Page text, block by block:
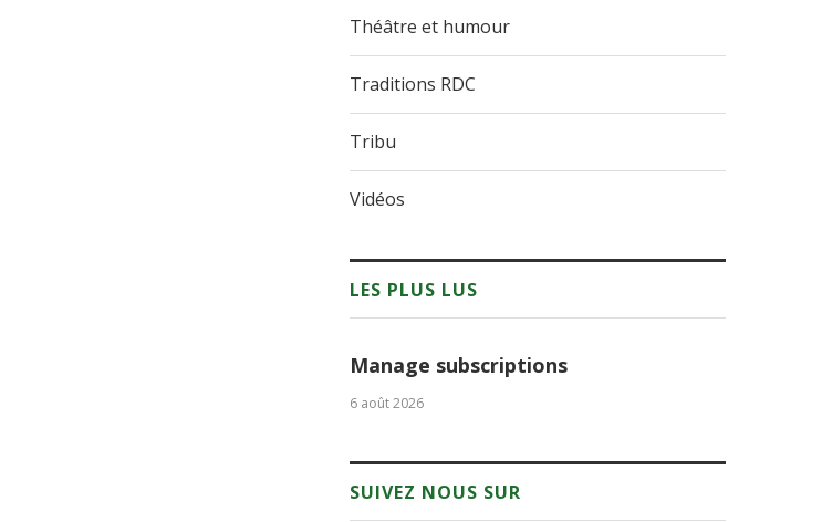
Théâtre et humour
Traditions RDC
Tribu
Vidéos
LES PLUS LUS
Manage subscriptions
6 août 2026
SUIVEZ NOUS SUR